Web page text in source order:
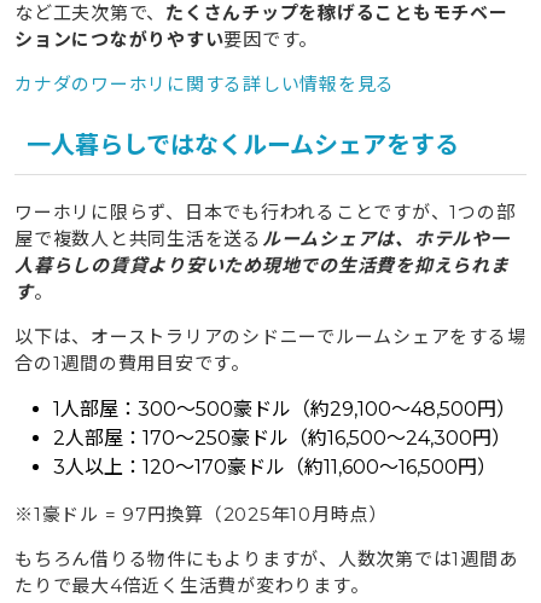
など工夫次第で、 たくさんチップを稼げることもモチベー
ションにつながりやすい要因です。
カナダのワーホリに関する詳しい情報を見る
一人暮らしではなくルームシェアをする
ワーホリに限らず、日本でも行われることですが、1つの部
屋で複数人と共同生活を送る ルームシェアは、ホテルや一
人暮らしの賃貸より安いため現地での生活費を抑えられま
す。
以下は、オーストラリアのシドニーでルームシェアをする場
合の1週間の費用目安です。
1人部屋：300〜500豪ドル（約29,100〜48,500円）
2人部屋：170〜250豪ドル（約16,500〜24,300円）
3人以上：120〜170豪ドル（約11,600〜16,500円）
※1豪ドル = 97円換算（2025年10月時点）
もちろん借りる物件にもよりますが、人数次第では1週間あ
たりで最大4倍近く生活費が変わります。